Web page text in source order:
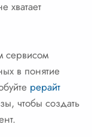
хватает
сервисом
в понятие
рерайт
чтобы создать